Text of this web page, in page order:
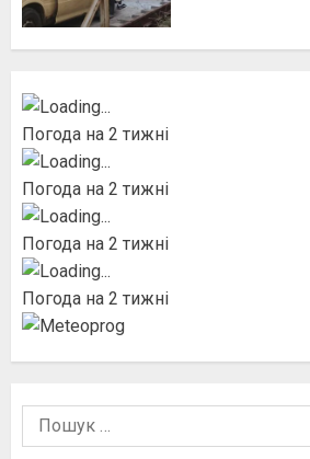
Погода на 2 тижні
Погода на 2 тижні
Погода на 2 тижні
Погода на 2 тижні
Пошук: